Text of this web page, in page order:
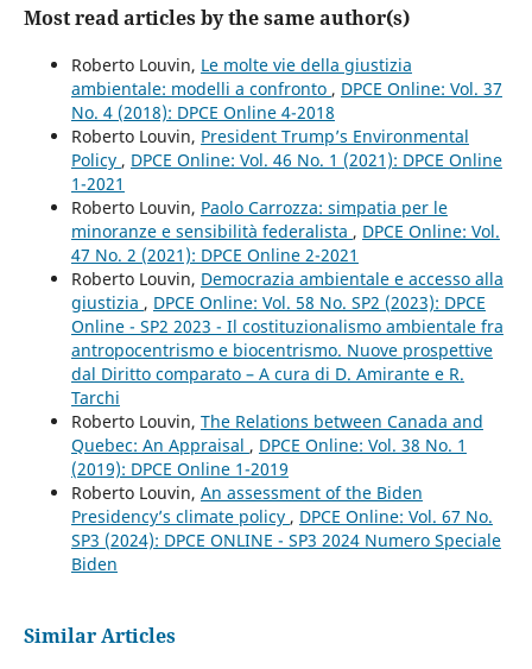
Most read articles by the same author(s)
Roberto Louvin, Le molte vie della giustizia
ambientale: modelli a confronto , DPCE Online: Vol. 37
No. 4 (2018): DPCE Online 4-2018
Roberto Louvin, President Trump’s Environmental
Policy , DPCE Online: Vol. 46 No. 1 (2021): DPCE Online
1-2021
Roberto Louvin, Paolo Carrozza: simpatia per le
minoranze e sensibilità federalista , DPCE Online: Vol.
47 No. 2 (2021): DPCE Online 2-2021
Roberto Louvin, Democrazia ambientale e accesso alla
giustizia , DPCE Online: Vol. 58 No. SP2 (2023): DPCE
Online - SP2 2023 - Il costituzionalismo ambientale fra
antropocentrismo e biocentrismo. Nuove prospettive
dal Diritto comparato – A cura di D. Amirante e R.
Tarchi
Roberto Louvin, The Relations between Canada and
Quebec: An Appraisal , DPCE Online: Vol. 38 No. 1
(2019): DPCE Online 1-2019
Roberto Louvin, An assessment of the Biden
Presidency’s climate policy , DPCE Online: Vol. 67 No.
SP3 (2024): DPCE ONLINE - SP3 2024 Numero Speciale
Biden
Similar Articles